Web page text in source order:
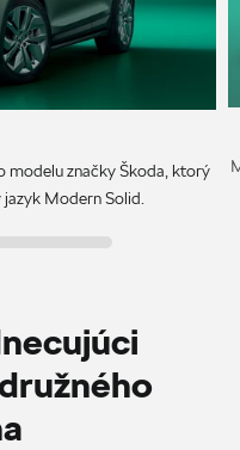
modelu značky Škoda, ktorý
Modern Solid.